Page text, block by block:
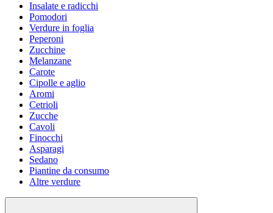
Insalate e radicchi
Pomodori
Verdure in foglia
Peperoni
Zucchine
Melanzane
Carote
Cipolle e aglio
Aromi
Cetrioli
Zucche
Cavoli
Finocchi
Asparagi
Sedano
Piantine da consumo
Altre verdure